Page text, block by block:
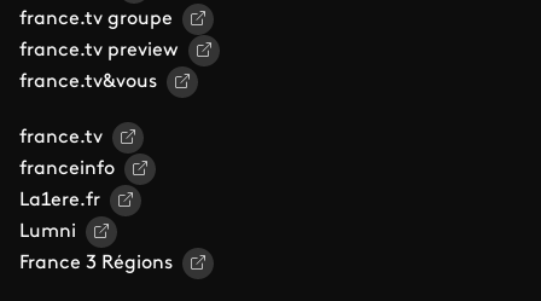
france.tv groupe
france.tv preview
france.tv&vous
france.tv
franceinfo
La1ere.fr
Lumni
France 3 Régions